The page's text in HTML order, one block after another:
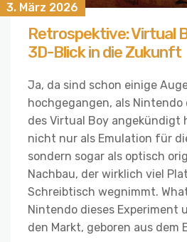
3. März 2026
Retrospektive: Virtual
3D-Blick in die Zukunft
Ja, da sind schon einige
hochgegangen, als Nintendo
des Virtual Boy angekündigt
nicht nur als Emulation für
sondern sogar als optisch
Nachbau, der wirklich viel
Schreibtisch wegnimmt.
Nintendo dieses Experiment
den Markt, geboren aus dem